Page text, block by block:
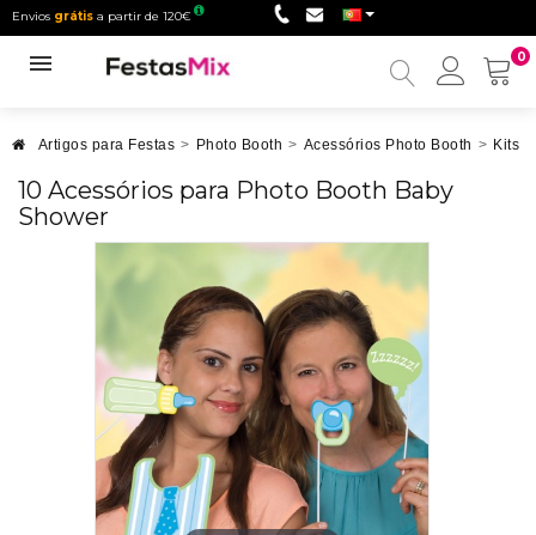
Envios grátis a partir de 120€
0
Minha
Artigos para Festas > Photo Booth > Acessórios Photo Booth > Kits
10 Acessórios para Photo Booth Baby
Shower